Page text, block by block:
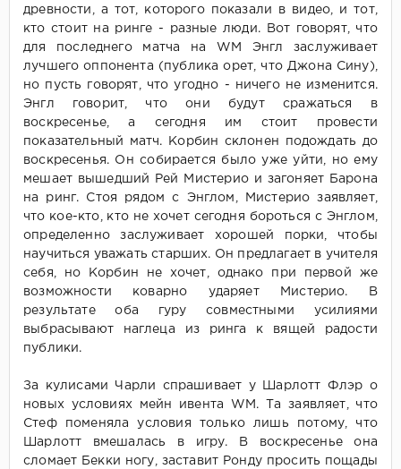
древности, а тот, которого показали в видео, и тот,
кто стоит на ринге - разные люди. Вот говорят, что
для последнего матча на WM Энгл заслуживает
лучшего оппонента (публика орет, что Джона Сину),
но пусть говорят, что угодно - ничего не изменится.
Энгл говорит, что они будут сражаться в
воскресенье, а сегодня им стоит провести
показательный матч. Корбин склонен подождать до
воскресенья. Он собирается было уже уйти, но ему
мешает вышедший Рей Мистерио и загоняет Барона
на ринг. Стоя рядом с Энглом, Мистерио заявляет,
что кое-кто, кто не хочет сегодня бороться с Энглом,
определенно заслуживает хорошей порки, чтобы
научиться уважать старших. Он предлагает в учителя
себя, но Корбин не хочет, однако при первой же
возможности коварно ударяет Мистерио. В
результате оба гуру совместными усилиями
выбрасывают наглеца из ринга к вящей радости
публики.
За кулисами Чарли спрашивает у Шарлотт Флэр о
новых условиях мейн ивента WM. Та заявляет, что
Стеф поменяла условия только лишь потому, что
Шарлотт вмешалась в игру. В воскресенье она
сломает Бекки ногу, заставит Ронду просить пощады